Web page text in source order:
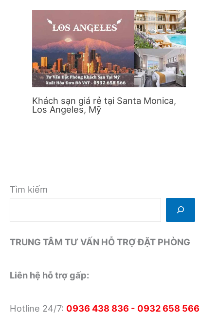
Khách sạn giá rẻ tại Santa Monica,
Los Angeles, Mỹ
Tìm kiếm
TRUNG TÂM TƯ VẤN HỖ TRỢ ĐẶT PHÒNG
Liên hệ hỗ trợ gấp:
Hotline 24/7: 0936 438 836 - 0932 658 566